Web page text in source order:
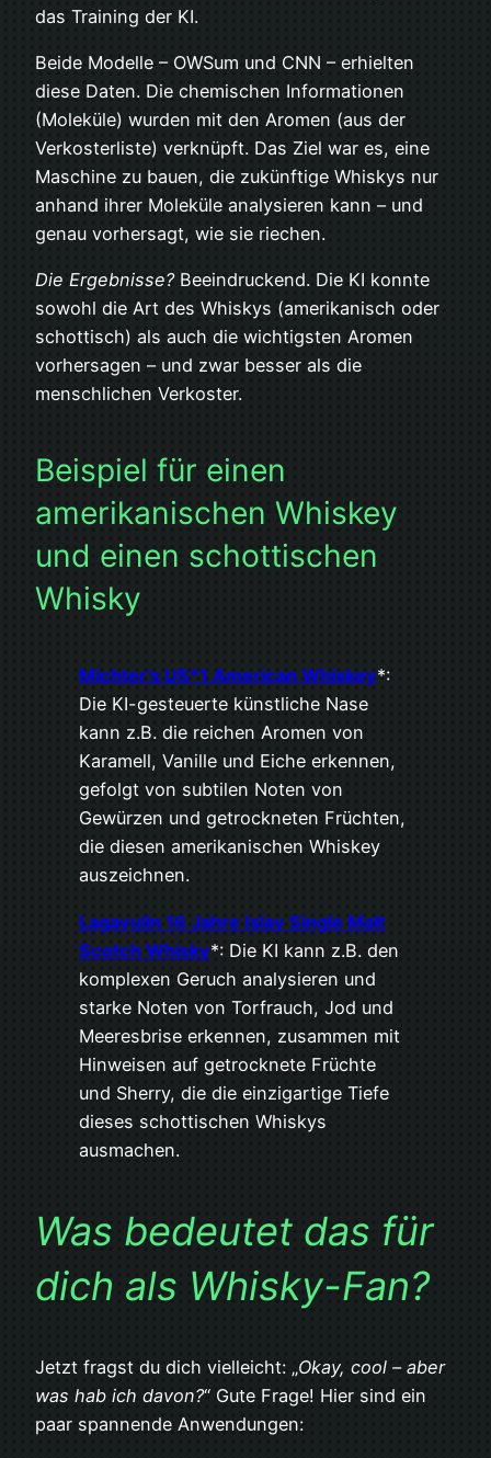
das Training der KI.
Beide Modelle – OWSum und CNN – erhielten
diese Daten. Die chemischen Informationen
(Moleküle) wurden mit den Aromen (aus der
Verkosterliste) verknüpft. Das Ziel war es, eine
Maschine zu bauen, die zukünftige Whiskys nur
anhand ihrer Moleküle analysieren kann – und
genau vorhersagt, wie sie riechen.
Die Ergebnisse? Beeindruckend. Die KI konnte
sowohl die Art des Whiskys (amerikanisch oder
schottisch) als auch die wichtigsten Aromen
vorhersagen – und zwar besser als die
menschlichen Verkoster.
Beispiel für einen
amerikanischen Whiskey
und einen schottischen
Whisky
Michter’s US*1 American Whiskey*:
Die KI-gesteuerte künstliche Nase
kann z.B. die reichen Aromen von
Karamell, Vanille und Eiche erkennen,
gefolgt von subtilen Noten von
Gewürzen und getrockneten Früchten,
die diesen amerikanischen Whiskey
auszeichnen.
Lagavulin 16 Jahre Islay Single Malt
Scotch Whisky*: Die KI kann z.B. den
komplexen Geruch analysieren und
starke Noten von Torfrauch, Jod und
Meeresbrise erkennen, zusammen mit
Hinweisen auf getrocknete Früchte
und Sherry, die die einzigartige Tiefe
dieses schottischen Whiskys
ausmachen.
Was bedeutet das für
dich als Whisky-Fan?
Jetzt fragst du dich vielleicht: „Okay, cool – aber
was hab ich davon?“ Gute Frage! Hier sind ein
paar spannende Anwendungen: